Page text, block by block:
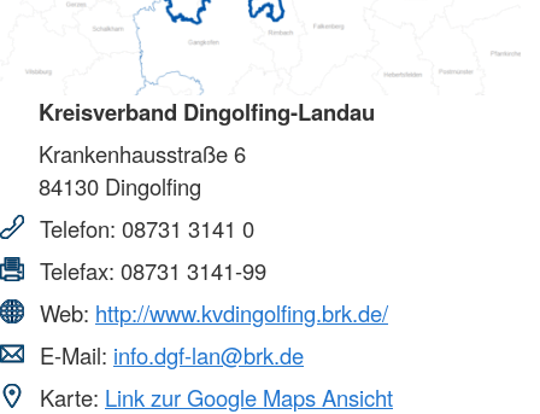
Kreisverband Dingolfing-Landau
Krankenhausstraße 6
84130 Dingolfing
Telefon: 08731 3141 0
Telefax: 08731 3141-99
Web: http://www.kvdingolfing.brk.de/
E-Mail: info.dgf-lan@brk.de
Karte: Link zur Google Maps Ansicht